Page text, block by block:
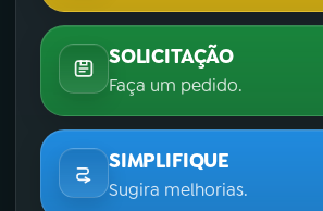
SOLICITAÇÃO
Faça um pedido.
SIMPLIFIQUE
Sugira melhorias.